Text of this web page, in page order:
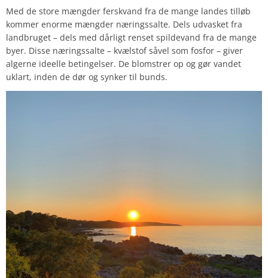
Med de store mængder ferskvand fra de mange landes tilløb
kommer enorme mængder næringssalte. Dels udvasket fra
landbruget – dels med dårligt renset spildevand fra de mange
byer. Disse næringssalte – kvælstof såvel som fosfor – giver
algerne ideelle betingelser. De blomstrer op og gør vandet
uklart, inden de dør og synker til bunds.